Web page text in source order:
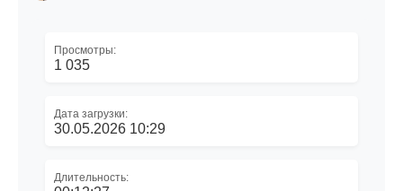
Просмотры:
1 035
Дата загрузки:
30.05.2026 10:29
Длительность: